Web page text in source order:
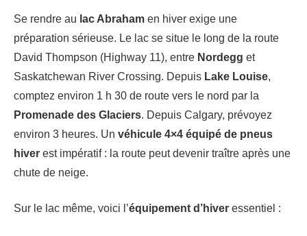
Se rendre au lac Abraham en hiver exige une
préparation sérieuse. Le lac se situe le long de la route
David Thompson (Highway 11), entre Nordegg et
Saskatchewan River Crossing. Depuis Lake Louise,
comptez environ 1 h 30 de route vers le nord par la
Promenade des Glaciers. Depuis Calgary, prévoyez
environ 3 heures. Un véhicule 4×4 équipé de pneus
hiver est impératif : la route peut devenir traître après une
chute de neige.
Sur le lac même, voici l’équipement d’hiver essentiel :